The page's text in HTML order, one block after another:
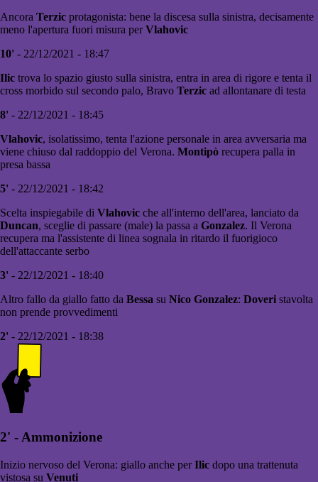
Ancora Terzic protagonista: bene la discesa sulla sinistra, decisamente
meno l'apertura fuori misura perVlahovic
10' - 22/12/2021 - 18:47
Ilic trova lo spazio giusto sulla sinistra, entra in area di rigore e tenta il
cross morbido sul secondo palo, Bravo Terzic ad allontanare di testa
8' - 22/12/2021 - 18:45
Vlahovic, isolatissimo, tenta l'azione personale in area avversaria ma
viene chiuso dal raddoppio del Verona. Montipò recupera palla in
presa bassa
5' - 22/12/2021 - 18:42
Scelta inspiegabile di Vlahovic che all'interno dell'area, lanciato da
Duncan, sceglie di passare (male) la passa a Gonzalez. Il Verona
recupera ma l'assistente di linea sognala in ritardo il fuorigioco
dell'attaccante serbo
3' - 22/12/2021 - 18:40
Altro fallo da giallo fatto da Bessa su Nico Gonzalez: Doveri stavolta
non prende provvedimenti
2' - 22/12/2021 - 18:38
2' - Ammonizione
Inizio nervoso del Verona: giallo anche perIlic dopo una trattenuta
vistosa su Venuti